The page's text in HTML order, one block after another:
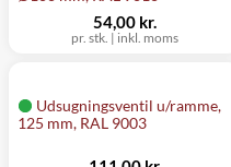
pr. stk. | inkl. moms
54,00 kr.
Udsugningsventil u/ramme,
125 mm, RAL 9003